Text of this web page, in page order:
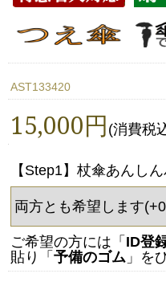
AST133420
15,000円 (消費税
【Step1】杖傘あんし
ご希望の方には「 ID登
貼り「 予備のゴム 」を